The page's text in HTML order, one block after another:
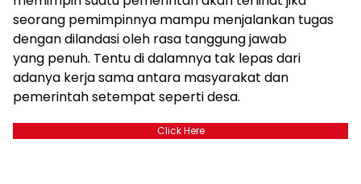
seorang pemimpinnya mampu menjalankan tugas
dengan dilandasi oleh rasa tanggung jawab
yang penuh. Tentu di dalamnya tak lepas dari
adanya kerja sama antara masyarakat dan
pemerintah setempat seperti desa.
Click Here